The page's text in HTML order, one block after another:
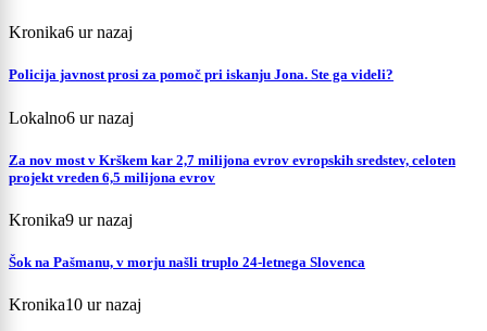
Kronika6 ur nazaj
Policija javnost prosi za pomoč pri iskanju Jona. Ste ga videli?
Lokalno6 ur nazaj
Za nov most v Krškem kar 2,7 milijona evrov evropskih sredstev, celoten
projekt vreden 6,5 milijona evrov
Kronika9 ur nazaj
Šok na Pašmanu, v morju našli truplo 24-letnega Slovenca
Kronika10 ur nazaj